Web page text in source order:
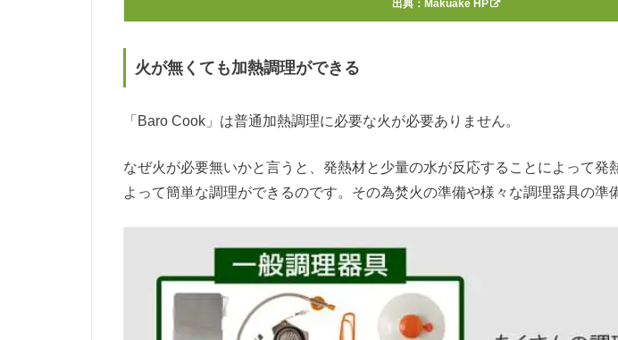
出典： Makuake HP
火が無くても加熱調理ができる
「Baro Cook」は普通加熱調理に必要な火が必要ありません。
なぜ火が必要無いかと言うと、発熱材と少量の水が反応することによって発
よって簡単な調理ができるのです。その為焚火の準備や様々な調理器具の準